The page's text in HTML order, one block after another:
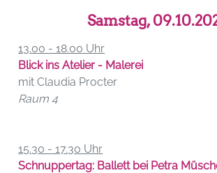
Samstag,
13.00 - 18.00 Uhr
Blick ins Atelier - Malerei
mit Claudia Procter
Raum 4
15.30 - 17.30 Uhr
Schnuppertag: Ballett bei Petra